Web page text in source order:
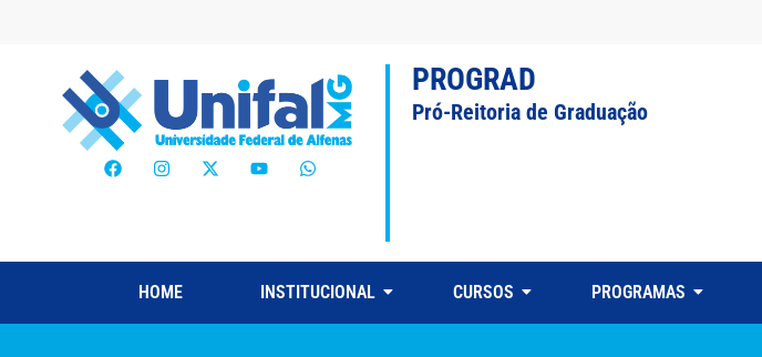
PROGRAD
Pró-Reitoria de Graduação
HOME INSTITUCIONAL CURSOS PROGRAMAS